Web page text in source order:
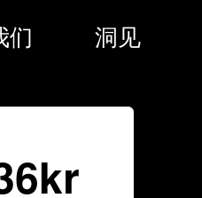
们 洞见